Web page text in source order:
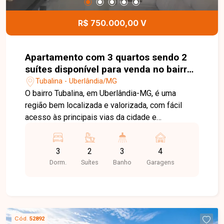
casa.
R$ 750.000,00 V
Apartamento com 3 quartos sendo 2
suítes disponível para venda no bairro
Tubalina em Uberlândia-MG
Tubalina - Uberlândia/MG
O bairro Tubalina, em Uberlândia-MG, é uma
região bem localizada e valorizada, com fácil
acesso às principais vias da cidade e
infraestrutura de comércios, escolas,
supermercados e serviços, proporcionando
praticidade e qualidade de vida. Excelente
ampla, 03 quartos, sendo 02 suítes, banheiro
3
Dorm.
2
Suítes
3
Banho
4
Garagens
Cód. 52892